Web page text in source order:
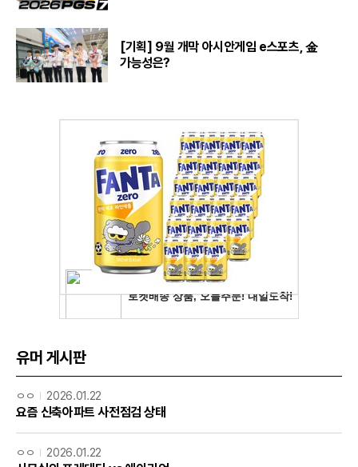
[기획] 9월 개막 아시안게임 e스포츠, 金
가능성은?
유머 게시판
ㅇㅇ 2026.01.22
요즘 신축아파트 사전점검 상태
ㅇㅇ 2026.01.22